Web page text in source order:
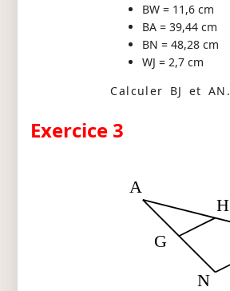
BW = 11,6 cm
BA = 39,44 cm
BN = 48,28 cm
WJ = 2,7 cm
Calculer BJ et AN.
Exercice 3
A
N
G
H